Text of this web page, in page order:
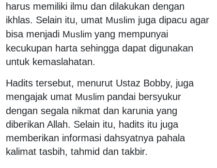
harus memiliki ilmu dan dilakukan dengan
ikhlas. Selain itu, umat Muslim juga dipacu agar
bisa menjadi Muslim yang mempunyai
kecukupan harta sehingga dapat digunakan
untuk kemaslahatan.
Hadits tersebut, menurut Ustaz Bobby, juga
mengajak umat Muslim pandai bersyukur
dengan segala nikmat dan karunia yang
diberikan Allah. Selain itu, hadits itu juga
memberikan informasi dahsyatnya pahala
kalimat tasbih, tahmid dan takbir.